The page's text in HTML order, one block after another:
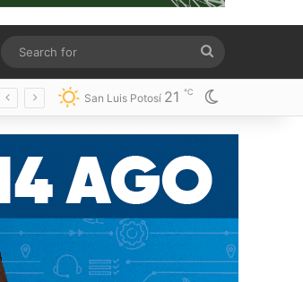
Random Article
for
San Luis Potosí 21 ℃